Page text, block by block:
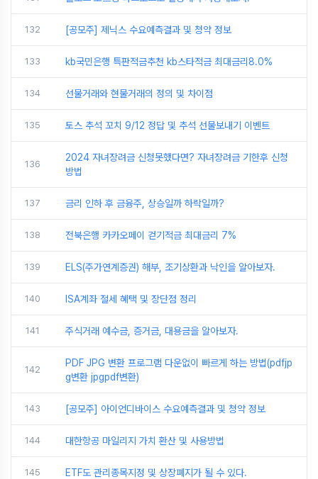
132 [공모주] 제닉스 수요예측결과 및 청약 정보
133 kb국민은행 특판적금추천 kb스타적금 최대금리8.0%
134 선물거래와 현물거래의 정의 및 차이점
135 토스 추석 꼬치 9/12 정답 및 추석 선물보내기 이벤트
136
2024 자녀장려금 신청못했다면? 자녀장려금 기한후 신청
방법
137 금리 인하 후 금융주, 상승일까 하락일까?
138 전북은행 카카오페이 걷기적금 최대금리 7%
139 ELS(주가연계증권) 해부, 조기상환과 낙인을 알아보자.
140 ISA계좌 절세 혜택 및 장단점 정리
141 주식거래 예수금, 증거금, 대용금을 알아보자.
142
PDF JPG 변환 프로그램 다운없이 빠르게 하는 방법(pdfjp
g변환 jpgpdf변환)
143 [공모주] 아이언디바이스 수요예측결과 및 청약 정보
144 대한항공 마일리지 가치 환산 및 사용방법
145 ETF도 관리종목지정 및 상장폐지가 될 수 있다.